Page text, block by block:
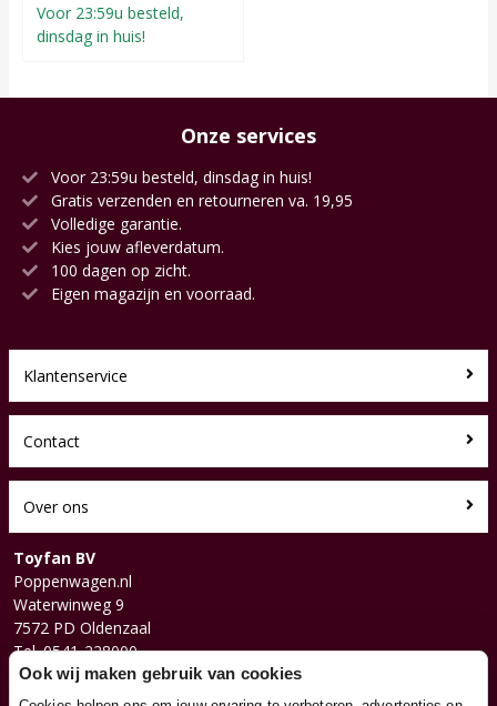
Voor 23:59u besteld,
dinsdag in huis!
Onze services
Voor 23:59u besteld, dinsdag in huis!
Gratis verzenden en retourneren va. 19,95
Volledige garantie.
Kies jouw afleverdatum.
100 dagen op zicht.
Eigen magazijn en voorraad.
Klantenservice
Contact
Over ons
Toyfan BV
Poppenwagen.nl
Waterwinweg 9
7572 PD Oldenzaal
Tel. 0541-228000
Facebook
Instagram
Ook wij maken gebruik van cookies